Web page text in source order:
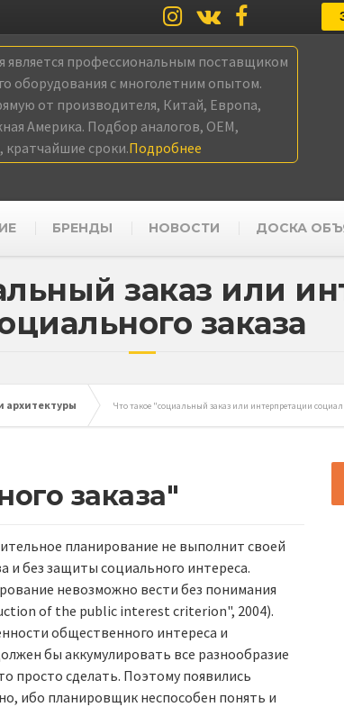
является профессиональным поставщиком
оборудования с многолетним опытом.
от производителя, Китай, Европа,
Америка. Подбор аналогов, OEM,
кратчайшие сроки.Подробнее
БРЕНДЫ НОВОСТИ ДОСКА
заказ или
заказа
архитектуры Что такое "социальный заказ или интерпретации
заказа"
планирование не выполнит своей
и без защиты социального интереса.
невозможно вести без понимания
of the public interest criterion", 2004).
общественного интереса и
бы аккумулировать все разнообразие
просто сделать. Поэтому появились
ибо планировщик неспособен понять и